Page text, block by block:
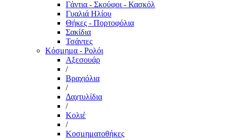
Γάντια - Σκούφοι - Κασκόλ
Γυαλιά Ηλίου
Θήκες - Πορτοφόλια
Σακίδια
Τσάντες
Κόσμημα - Ρολόι
Αξεσουάρ
/
Βραχιόλια
/
Δαχτυλίδια
/
Κολιέ
/
Κοσμηματοθήκες